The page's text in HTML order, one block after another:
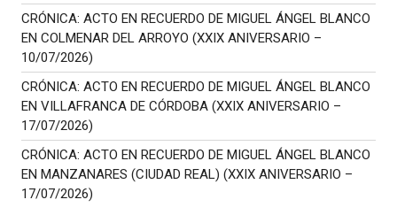
CRÓNICA: ACTO EN RECUERDO DE MIGUEL ÁNGEL BLANCO
EN COLMENAR DEL ARROYO (XXIX ANIVERSARIO –
10/07/2026)
CRÓNICA: ACTO EN RECUERDO DE MIGUEL ÁNGEL BLANCO
EN VILLAFRANCA DE CÓRDOBA (XXIX ANIVERSARIO –
17/07/2026)
CRÓNICA: ACTO EN RECUERDO DE MIGUEL ÁNGEL BLANCO
EN MANZANARES (CIUDAD REAL) (XXIX ANIVERSARIO –
17/07/2026)